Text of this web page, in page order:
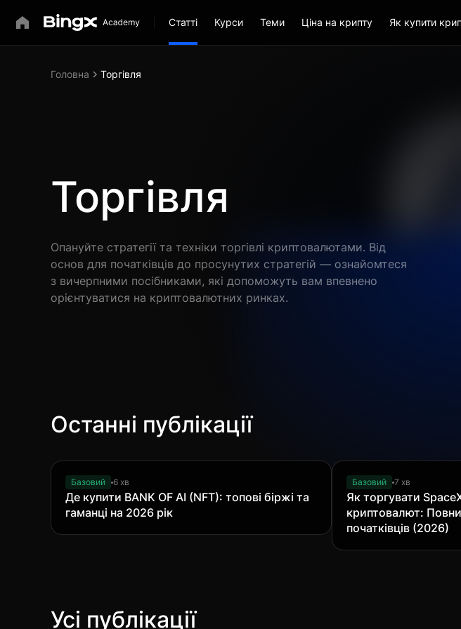
Статті Курси Теми Ціна на крипту Як купити
Головна Торгівля
Торгівля
Опануйте стратегії та техніки торгівлі криптовалютами. Від
основ для початківців до просунутих стратегій — ознайомтеся
з вичерпними посібниками, які допоможуть вам впевнено
орієнтуватися на криптовалютних ринках.
Останні публікації
Базовий 6 хв
Де купити BANK OF AI (NFT): топові біржі та
гаманці на 2026 рік
Базовий 7 хв
Як торгувати
криптовалют:
початківців (2026)
Усі публікації